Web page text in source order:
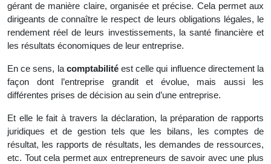
gérant de manière claire, organisée et précise. Cela permet aux
dirigeants de connaître le respect de leurs obligations légales, le
rendement réel de leurs investissements, la santé financière et
les résultats économiques de leur entreprise.
En ce sens, la comptabilitéest celle qui influence directement la
façon dont l’entreprise grandit et évolue, mais aussi les
différentes prises de décision au sein d’une entreprise.
Et elle le fait à travers la déclaration, la préparation de rapports
juridiques et de gestion tels que les bilans, les comptes de
résultat, les rapports de résultats, les demandes de ressources,
etc. Tout cela permet aux entrepreneurs de savoir avec une plus